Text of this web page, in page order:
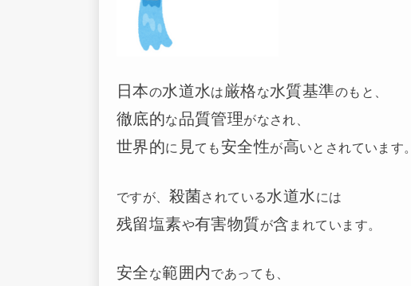
日本の水道水は 厳格な水質基準のもと、
徹底的な品質管理がなされ、
世界的に 見ても安全性が高いとされています。
ですが、 殺菌されている水道水には
残留塩素や有害物質が含 まれています。
安全な範囲内であっても、